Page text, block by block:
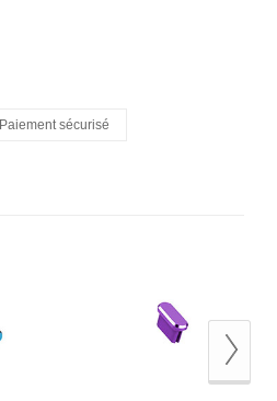
Paiement sécurisé